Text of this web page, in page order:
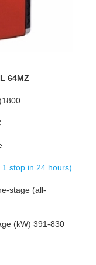
64MZ
stop in 24 hours)
stage (all-
(kW) 391-830